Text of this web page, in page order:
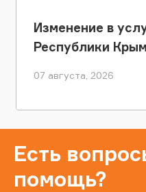
Изменение в
Республики Крым
07 августа, 2026
Есть
помощь?